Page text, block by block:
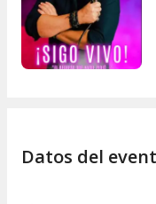
Datos del